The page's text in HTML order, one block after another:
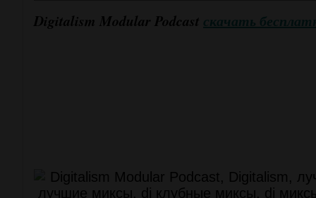
Digitalism Modular Podcast скачать